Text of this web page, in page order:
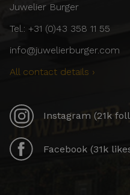
Juwelier Burger
Tel.: +31 (0)43 358 11 55
info@juwelierburger.com
All contact details ›
Instagram (21k
Facebook (31k